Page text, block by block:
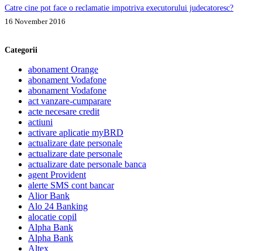
Catre cine pot face o reclamatie impotriva executorului judecatoresc?
16 November 2016
Categorii
abonament Orange
abonament Vodafone
abonament Vodafone
act vanzare-cumparare
acte necesare credit
actiuni
activare aplicatie myBRD
actualizare date personale
actualizare date personale
actualizare date personale banca
agent Provident
alerte SMS cont bancar
Alior Bank
Alo 24 Banking
alocatie copil
Alpha Bank
Alpha Bank
Altex